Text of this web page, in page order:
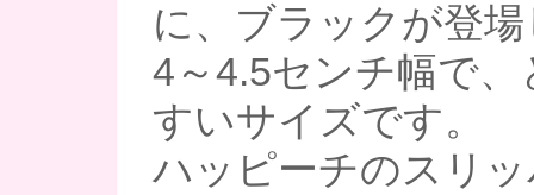
に、ブラックが登
4～4.5センチ幅で
すいサイズです。
ハッピーチのスリ